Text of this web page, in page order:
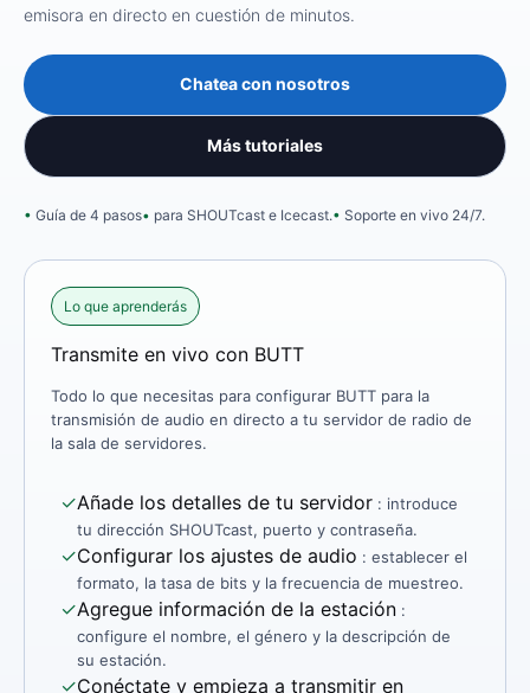
emisora ​​en directo en cuestión de minutos.
Chatea con nosotros
Más tutoriales
Guía de 4 pasos para SHOUTcast e Icecast. Soporte en vivo 24/7.
Lo que aprenderás
Transmite en vivo con BUTT
Todo lo que necesitas para configurar BUTT para la
transmisión de audio en directo a tu servidor de radio de
la sala de servidores.
✓Añade los detalles de tu servidor : introduce
tu dirección SHOUTcast, puerto y contraseña.
✓Configurar los ajustes de audio : establecer el
formato, la tasa de bits y la frecuencia de muestreo.
✓Agregue información de la estación :
configure el nombre, el género y la descripción de
su estación.
✓Conéctate y empieza a transmitir en